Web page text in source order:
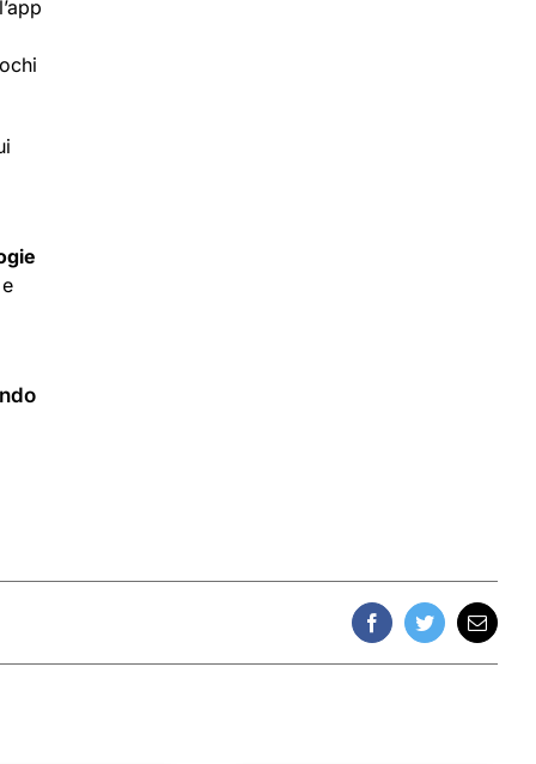
FacebookTwitterEmail